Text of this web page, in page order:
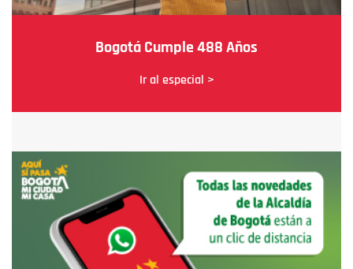
Bogotá Cumple 488 Años
Ir al especial >